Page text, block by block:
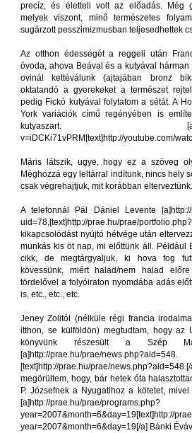
precíz, és életteli volt az előadás. Még
melyek viszont, minő természetes
sugárzott pesszimizmusban teljesedhettek
Az otthon édességét a reggeli után
óvoda, ahova Beával és a kutyával
ovinál kettéválunk (ajtajában bronz
oktatandó a gyerekeket a természet
pedig Fickó kutyával folytatom a sétát. A
York variációk című regényében is
kutyaszart. [a]http://
v=iDCKi71vPRM[text]http://youtube.com/
Máris látszik, ugye, hogy ez a szöveg
Méghozzá egy leltárral indítunk, nincs hely
csak végrehajtjuk, mit korábban elterveztünk.
A telefonnál Pál Dániel Levente [a]http://
uid=78,[text]http://prae.hu/prae/
kikapcsolódást nyújtó hétvége után
munkás kis öt nap, mi előttünk áll. Például
cikk, de megtárgyaljuk, ki hova fog
kövessünk, miért halad/nem halad
tördelővel a folyóiraton nyomdába adás
is, etc., etc., etc.
Jeney Zolitól (nélküle régi francia
itthon, se külföldön) megtudtam, hogy az
könyvünk részesült a Szép
[a]http://prae.hu/prae/news.php?aid=548.
[text]http://prae.hu/prae/
megörültem, hogy, bár hetek óta
P. Józsefnek a Nyugatihoz a kötetet,
[a]http://prae.hu/prae/programs.php?
year=2007&month=6&day=19[text]http://
year=2007&month=6&day=19[/a] Bánki